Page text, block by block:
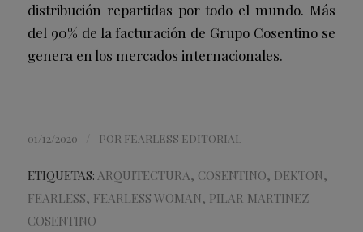
distribución repartidas por todo el mundo. Más
del 90% de la facturación de Grupo Cosentino se
genera en los mercados internacionales.
01/12/2020 POR FEARLESS EDITORIAL
ETIQUETAS:ARQUITECTURA, COSENTINO, DEKTON,
FEARLESS, FEARLESS WOMAN, PILAR MARTINEZ
COSENTINO